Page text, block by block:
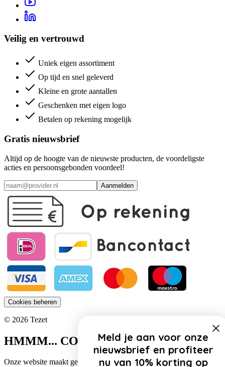
Veilig en vertrouwd
Uniek eigen assortiment
Op tijd en snel geleverd
Kleine en grote aantallen
Geschenken met eigen logo
Betalen op rekening mogelijk
Gratis nieuwsbrief
Altijd op de hoogte van de nieuwste producten, de voordeligste
acties en persoonsgebonden voordeel!
Aanmelden
Cookies beheren
© 2026 Tezet
HMMM... COOKIES!
Onze website maakt gebruik van cookies. Zo gebruiken wij
Meld je aan voor onze
nieuwsbrief en profiteer
nu van 10% korting op